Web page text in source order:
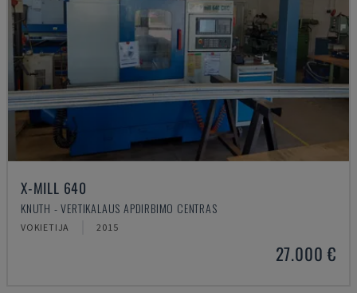
X-MILL 640
KNUTH - VERTIKALAUS APDIRBIMO CENTRAS
VOKIETIJA 2015
27.000 €